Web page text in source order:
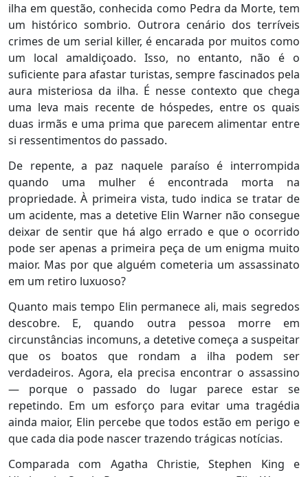
ilha em questão, conhecida como Pedra da Morte, tem
um histórico sombrio. Outrora cenário dos terríveis
crimes de um serial killer, é encarada por muitos como
um local amaldiçoado. Isso, no entanto, não é o
suficiente para afastar turistas, sempre fascinados pela
aura misteriosa da ilha. É nesse contexto que chega
uma leva mais recente de hóspedes, entre os quais
duas irmãs e uma prima que parecem alimentar entre
si ressentimentos do passado.
De repente, a paz naquele paraíso é interrompida
quando uma mulher é encontrada morta na
propriedade. À primeira vista, tudo indica se tratar de
um acidente, mas a detetive Elin Warner não consegue
deixar de sentir que há algo errado e que o ocorrido
pode ser apenas a primeira peça de um enigma muito
maior. Mas por que alguém cometeria um assassinato
em um retiro luxuoso?
Quanto mais tempo Elin permanece ali, mais segredos
descobre. E, quando outra pessoa morre em
circunstâncias incomuns, a detetive começa a suspeitar
que os boatos que rondam a ilha podem ser
verdadeiros. Agora, ela precisa encontrar o assassino
― porque o passado do lugar parece estar se
repetindo. Em um esforço para evitar uma tragédia
ainda maior, Elin percebe que todos estão em perigo e
que cada dia pode nascer trazendo trágicas notícias.
Comparada com Agatha Christie, Stephen King e